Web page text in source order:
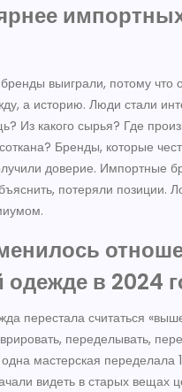
выиграли, потому что
а историю. Люди стали
Из какого сырья? Где
Бренды, которые
доверие. Импортные
потеряли позиции.
одежде в 2024
перестала считаться
переделывать,
мастерская переделала
видеть в старых вещах